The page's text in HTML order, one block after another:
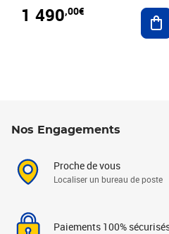
1 490,00€
Nos Engagements
Proche de vous
Localiser un bureau de poste
Paiements 100%